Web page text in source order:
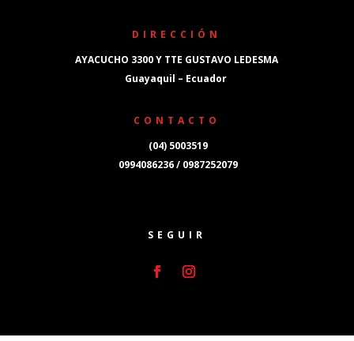
DIRECCIÓN
AYACUCHO 3300 Y TTE GUSTAVO LEDESMA
Guayaquil – Ecuador
CONTACTO
(04) 5003519
0994086236 / 0987252079
SEGUIR